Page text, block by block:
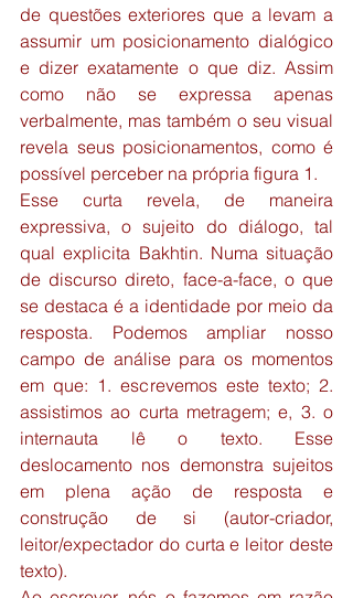
de questões exteriores que a levam a
assumir um posicionamento dialógico
e dizer exatamente o que diz. Assim
como não se expressa apenas
verbalmente, mas também o seu visual
revela seus posicionamentos, como é
possível perceber na própria figura 1.
Esse curta revela, de maneira
expressiva, o sujeito do diálogo, tal
qual explicita Bakhtin. Numa situação
de discurso direto, face-a-face, o que
se destaca é a identidade por meio da
resposta. Podemos ampliar nosso
campo de análise para os momentos
em que: 1. escrevemos este texto; 2.
assistimos ao curta metragem; e, 3. o
internauta lê o texto. Esse
deslocamento nos demonstra sujeitos
em plena ação de resposta e
construção de si (autor-criador,
leitor/expectador do curta e leitor deste
texto).